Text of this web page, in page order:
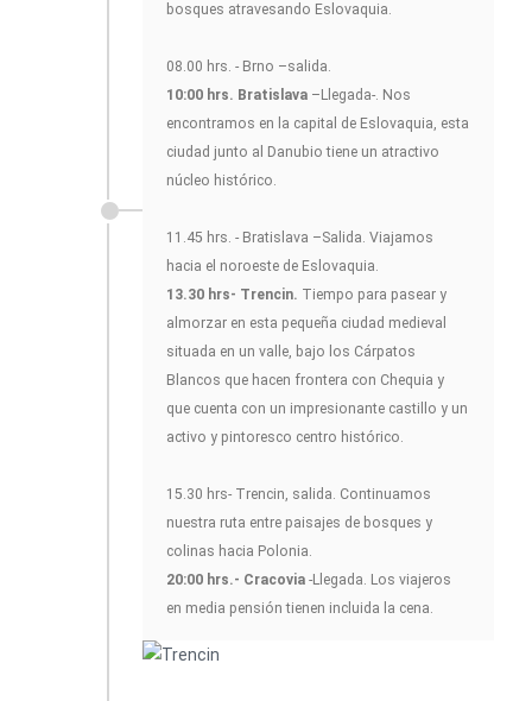
bosques atravesando Eslovaquia.
08.00 hrs. - Brno –salida.
10:00 hrs. Bratislava –Llegada-. Nos
encontramos en la capital de Eslovaquia, esta
ciudad junto al Danubio tiene un atractivo
núcleo histórico.
11.45 hrs. - Bratislava –Salida. Viajamos
hacia el noroeste de Eslovaquia.
13.30 hrs- Trencin. Tiempo para pasear y
almorzar en esta pequeña ciudad medieval
situada en un valle, bajo los Cárpatos
Blancos que hacen frontera con Chequia y
que cuenta con un impresionante castillo y un
activo y pintoresco centro histórico.
15.30 hrs- Trencin, salida. Continuamos
nuestra ruta entre paisajes de bosques y
colinas hacia Polonia.
20:00 hrs.- Cracovia -Llegada. Los viajeros
en media pensión tienen incluida la cena.